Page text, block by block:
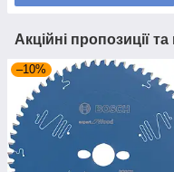
Акційні пропозиції
–10%